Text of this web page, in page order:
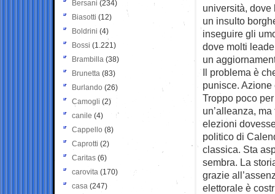
università, dove
un insulto
inseguire gli
dove molti
un
Il problema è
punisce. Azione
Troppo poco
un’alleanza,
elezioni
politico di
classica. Sta
sembra. La
grazie
elettorale è
Bersani (234)
Biasotti (12)
Boldrini (4)
Bossi (1.221)
Brambilla (38)
Brunetta (83)
Burlando (26)
Camogli (2)
canile (4)
Cappello (8)
Caprotti (2)
Caritas (6)
carovita (170)
casa (247)